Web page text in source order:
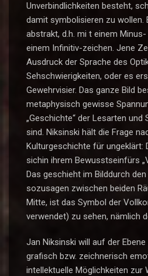
Unverbindlichkeiten besteht,
damit symbolisieren zu wollen.
abstrakt, d.h. mi t einem
einem Infinitiv-zeichen. Jene
Ausdruck der Sprache des
Sehschwierigkeiten, oder es
Gewehrvisier. Das ganze Bild
metaphysisch gewisse
„Geschichte“ der Lesarten
sind. Niksinski hält die Frage
Kulturgeschichte für ungeklärt:
sichin ihrem Bewusstseinfürs
Das geschieht im Bilddurch
sozusagen zwischen beiden
Mitte, ist das Symbol der
verwendet) zu sehen, nämlich
Jan Niksinski will auf der
grafisch bzw. zeichnerisch
intellektuelle Möglichkeiten zur